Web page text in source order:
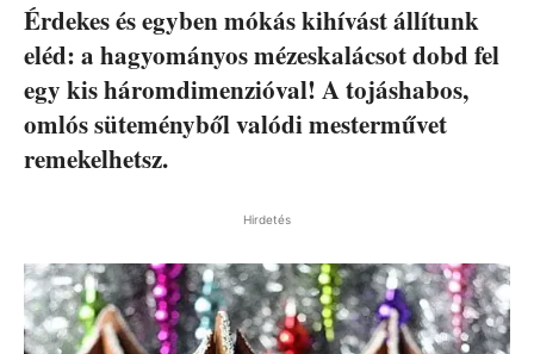
Érdekes és egyben mókás kihívást állítunk
eléd: a hagyományos mézeskalácsot dobd fel
egy kis háromdimenzióval! A tojáshabos,
omlós süteményből valódi mesterművet
remekelhetsz.
Hirdetés